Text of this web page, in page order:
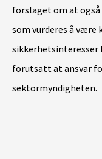
forslaget om at
som vurderes å være
sikkerhetsinteresser
forutsatt at ansvar
sektormyndigheten.